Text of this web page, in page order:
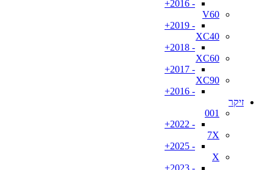
- 2016+
V60
- 2019+
XC40
- 2018+
XC60
- 2017+
XC90
- 2016+
זיקר
001
- 2022+
7X
- 2025+
X
- 2023+